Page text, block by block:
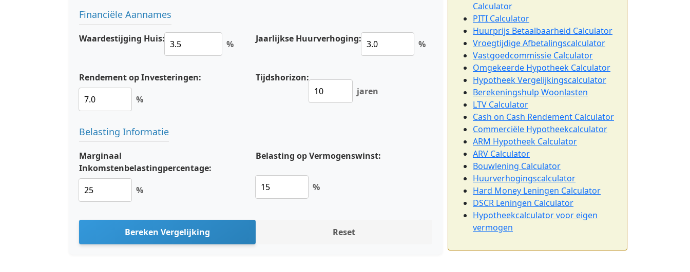
Financiële Aannames
Waardestijging Huis: % Jaarlijkse Huurverhoging: %
Rendement op Investeringen:
%
Tijdshorizon:
jaren
Belasting Informatie
Marginaal
Inkomstenbelastingpercentage:
%
Belasting op Vermogenswinst:
%
Bereken Vergelijking Reset
Calculator
PITI Calculator
Huurprijs Betaalbaarheid Calculator
Vroegtijdige Afbetalingscalculator
Vastgoedcommissie Calculator
Omgekeerde Hypotheek Calculator
Hypotheek Vergelijkingscalculator
Berekeningshulp Woonlasten
LTV Calculator
Cash on Cash Rendement Calculator
Commerciële Hypotheekcalculator
ARM Hypotheek Calculator
ARV Calculator
Bouwlening Calculator
Huurverhogingscalculator
Hard Money Leningen Calculator
DSCR Leningen Calculator
Hypotheekcalculator voor eigen
vermogen